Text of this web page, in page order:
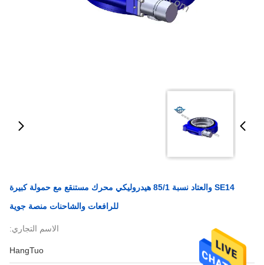
SE14 والعتاد نسبة 85/1 هيدروليكي محرك مستنقع مع حمولة كبيرة
للرافعات والشاحنات منصة جوية
الاسم التجاري:
HangTuo